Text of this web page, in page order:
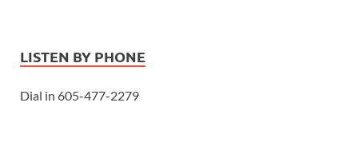
LISTEN BY PHONE
Dial in 605-477-2279